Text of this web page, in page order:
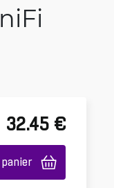
32.45 €